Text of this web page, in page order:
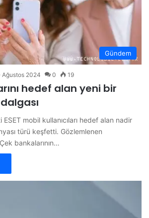
Gündem
Ağustos 2024 0 19
hedef alan yeni bir
dalgası
mobil kullanıcıları hedef alan nadir
türü keşfetti. Gözlemlenen
bankalarının…